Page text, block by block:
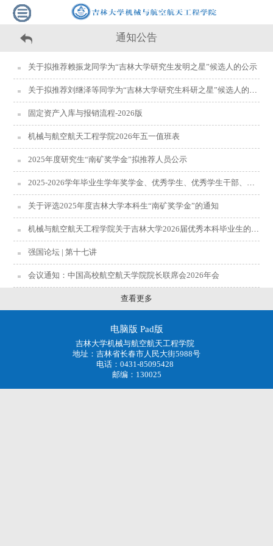
通知公告
关于拟推荐赖振龙同学为“吉林大学研究生发明之星”候选人的公示
关于拟推荐刘继泽等同学为“吉林大学研究生科研之星”候选人的公示
固定资产入库与报销流程-2026版
机械与航空航天工程学院2026年五一值班表
2025年度研究生“南矿奖学金”拟推荐人员公示
2025-2026学年毕业生学年奖学金、优秀学生、优秀学生干部、单项奖学金名单公示
关于评选2025年度吉林大学本科生“南矿奖学金”的通知
机械与航空航天工程学院关于吉林大学2026届优秀本科毕业生的公示
强国论坛 | 第十七讲
会议通知：中国高校航空航天学院院长联席会2026年会
查看更多
电脑版 Pad版
吉林大学机械与航空航天工程学院
地址：吉林省长春市人民大街5988号
电话：0431-85095428
邮编：130025